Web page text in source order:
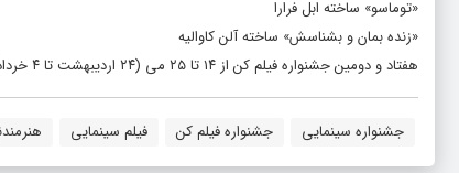
«توماسو» ساخته ابل فرارا
«زنده بمان و بشناسش» ساخته آلن کاوالیه
هفتاد و دومین جشنواره فیلم کن از ۱۴ تا ۲۵ می (۲۴ اردیبهشت تا ۴ خرداد) به ریاست الخاندرو گونزالس ایناریتو در بخش داوری اصلی برگزار می‌شود.
جشنواره سینمایی جشنواره فیلم کن فیلم سینمایی